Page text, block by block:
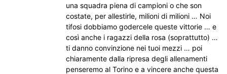
una squadra piena di campioni o che son
costate, per allestirle, milioni di milioni … Noi
tifosi dobbiamo godercele queste vittorie … e
così anche i ragazzi della rosa (soprattutto) …
ti danno convinzione nei tuoi mezzi … poi
chiaramente dalla ripresa degli allenamenti
penseremo al Torino e a vincere anche questa